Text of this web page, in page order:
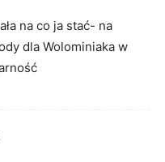
na co ja stać- na
dla Wolominiaka w